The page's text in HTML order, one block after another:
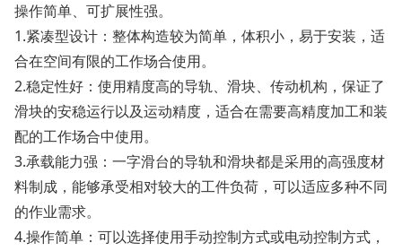
操作简单、可扩展性强。
1.紧凑型设计：整体构造较为简单，体积小，易于安装，适
合在空间有限的工作场合使用。
2.稳定性好：使用精度高的导轨、滑块、传动机构，保证了
滑块的安稳运行以及运动精度，适合在需要高精度加工和装
配的工作场合中使用。
3.承载能力强：一字滑台的导轨和滑块都是采用的高强度材
料制成，能够承受相对较大的工件负荷，可以适应多种不同
的作业需求。
4.操作简单：可以选择使用手动控制方式或电动控制方式，